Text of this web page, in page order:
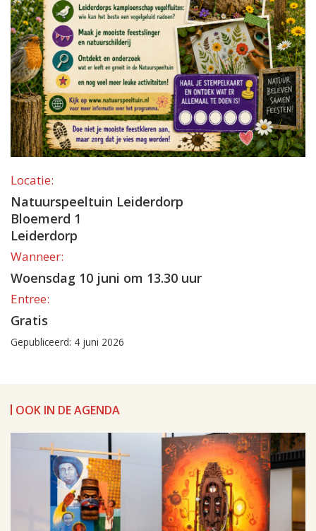
Locatie:
Natuurspeeltuin Leiderdorp
Bloemerd 1
Leiderdorp
Wanneer:
Woensdag 10 juni om 13.30 uur
Entree:
Gratis
Gepubliceerd: 4 juni 2026
OOK IN DE AGENDA